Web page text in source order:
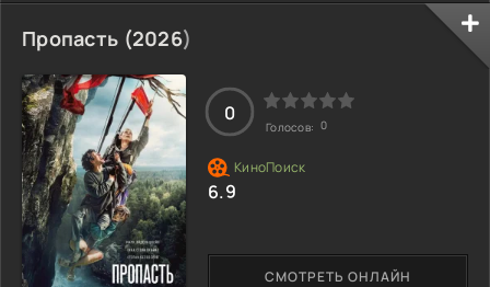
игры. Участники, собравшиеся в ярком Бангкоке,
стремятся к удаче, но каждый шаг может оказаться
ловушкой. В этой игре на грани фола, где доверие и
предательство идут рука об руку, каждая пара должна
решать, кому можно верить, а кого лучше
Пропасть (2026)
СМОТРЕТЬ ОНЛАЙН
0
Голосов: 0
6.9